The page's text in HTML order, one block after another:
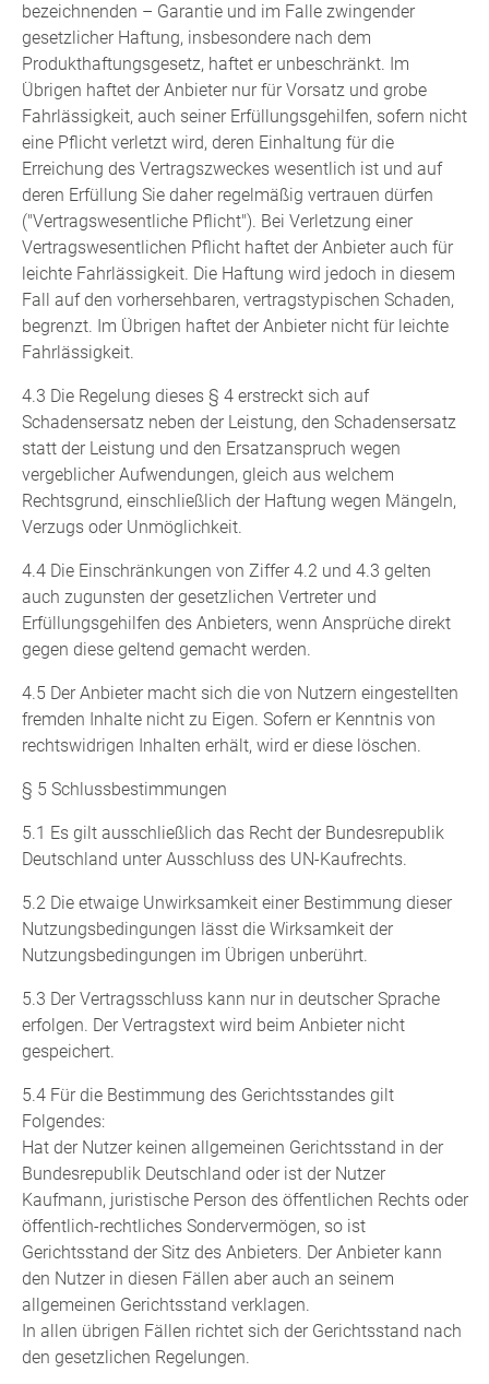
bezeichnenden – Garantie und im Falle zwingender
gesetzlicher Haftung, insbesondere nach dem
Produkthaftungsgesetz, haftet er unbeschränkt. Im
Übrigen haftet der Anbieter nur für Vorsatz und grobe
Fahrlässigkeit, auch seiner Erfüllungsgehilfen, sofern nicht
eine Pflicht verletzt wird, deren Einhaltung für die
Erreichung des Vertragszweckes wesentlich ist und auf
deren Erfüllung Sie daher regelmäßig vertrauen dürfen
("Vertragswesentliche Pflicht"). Bei Verletzung einer
Vertragswesentlichen Pflicht haftet der Anbieter auch für
leichte Fahrlässigkeit. Die Haftung wird jedoch in diesem
Fall auf den vorhersehbaren, vertragstypischen Schaden,
begrenzt. Im Übrigen haftet der Anbieter nicht für leichte
Fahrlässigkeit.
4.3 Die Regelung dieses § 4 erstreckt sich auf
Schadensersatz neben der Leistung, den Schadensersatz
statt der Leistung und den Ersatzanspruch wegen
vergeblicher Aufwendungen, gleich aus welchem
Rechtsgrund, einschließlich der Haftung wegen Mängeln,
Verzugs oder Unmöglichkeit.
4.4 Die Einschränkungen von Ziffer 4.2 und 4.3 gelten
auch zugunsten der gesetzlichen Vertreter und
Erfüllungsgehilfen des Anbieters, wenn Ansprüche direkt
gegen diese geltend gemacht werden.
4.5 Der Anbieter macht sich die von Nutzern eingestellten
fremden Inhalte nicht zu Eigen. Sofern er Kenntnis von
rechtswidrigen Inhalten erhält, wird er diese löschen.
§ 5 Schlussbestimmungen
5.1 Es gilt ausschließlich das Recht der Bundesrepublik
Deutschland unter Ausschluss des UN-Kaufrechts.
5.2 Die etwaige Unwirksamkeit einer Bestimmung dieser
Nutzungsbedingungen lässt die Wirksamkeit der
Nutzungsbedingungen im Übrigen unberührt.
5.3 Der Vertragsschluss kann nur in deutscher Sprache
erfolgen. Der Vertragstext wird beim Anbieter nicht
gespeichert.
5.4 Für die Bestimmung des Gerichtsstandes gilt
Folgendes:
Hat der Nutzer keinen allgemeinen Gerichtsstand in der
Bundesrepublik Deutschland oder ist der Nutzer
Kaufmann, juristische Person des öffentlichen Rechts oder
öffentlich-rechtliches Sondervermögen, so ist
Gerichtsstand der Sitz des Anbieters. Der Anbieter kann
den Nutzer in diesen Fällen aber auch an seinem
allgemeinen Gerichtsstand verklagen.
In allen übrigen Fällen richtet sich der Gerichtsstand nach
den gesetzlichen Regelungen.